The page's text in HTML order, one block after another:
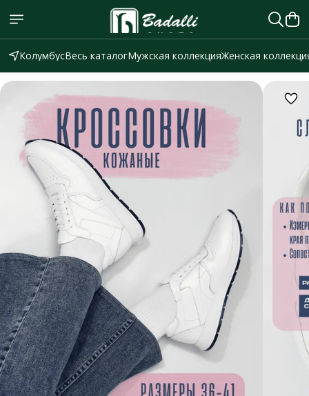
КолумбусВесь каталогМужская коллекцияЖенская